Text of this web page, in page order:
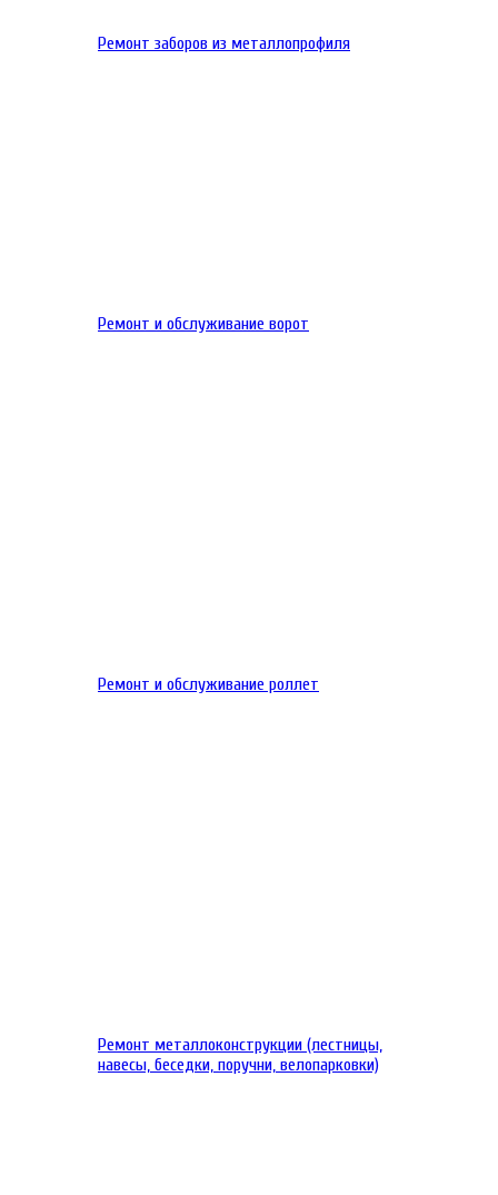
Ремонт заборов из металлопрофиля
Ремонт и обслуживание ворот
Ремонт и обслуживание роллет
Ремонт металлоконструкции (лестницы,
навесы, беседки, поручни, велопарковки)